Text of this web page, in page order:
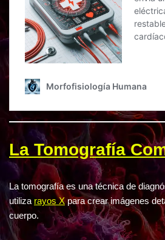
La Tomografía
La tomografía es una técnica de
utiliza rayos Xpara crear imágenes
cuerpo.